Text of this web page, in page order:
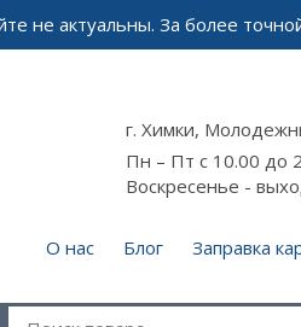
не актуальны. За более
г. Химки,
Пн – Пт с 10.00 до
Воскресенье -
О нас Блог Заправка